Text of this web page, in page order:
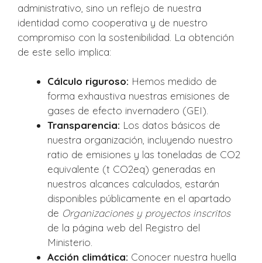
administrativo, sino un reflejo de nuestra
identidad como cooperativa y de nuestro
compromiso con la sostenibilidad. La obtención
de este sello implica:
Cálculo riguroso: Hemos medido de
forma exhaustiva nuestras emisiones de
gases de efecto invernadero (GEI).
Transparencia: Los datos básicos de
nuestra organización, incluyendo nuestro
ratio de emisiones y las toneladas de CO2
equivalente (t CO2eq) generadas en
nuestros alcances calculados, estarán
disponibles públicamente en el apartado
de Organizaciones y proyectos inscritos
de la página web del Registro del
Ministerio.
Acción climática: Conocer nuestra huella